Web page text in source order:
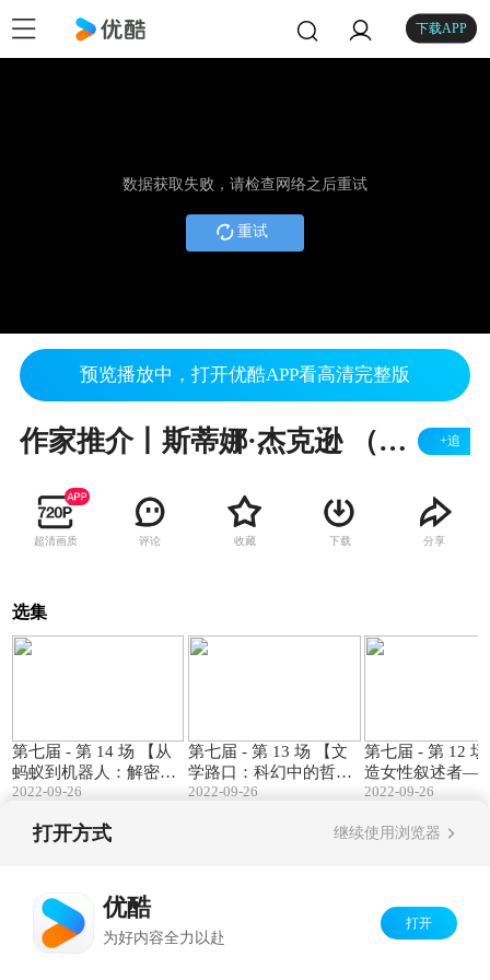
下载APP
数据获取失败，请检查网络之后重试
重试
预览播放中，打开优酷APP看高清完整版
作家推介丨斯蒂娜·杰克逊 （Stina Jackson） - 瑞典 +追
超清画质 评论 收藏 下载 分享
选集
第七届 - 第 14 场 【从
蚂蚁到机器人：解密错
综复杂的未来】
2022-09-26
第七届 - 第 13 场 【文
学路口：科幻中的哲学
与技术】
2022-09-26
第七届 - 第 12
造女性叙述者
音、角色、打破
2022-09-26
打开方式 继续使用浏览器
优酷
为好内容全力以赴
打开